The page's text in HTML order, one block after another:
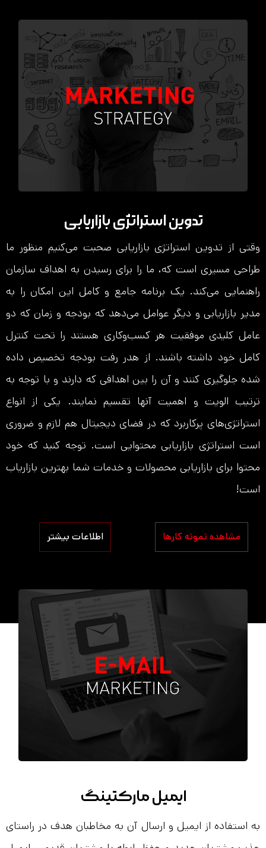
تدوین استراتژی بازاریابی
وقتی از تدوین استراتژی بازاریابی صحبت می‌کنیم منظور ما
طراحی مسیری است که، ما را برای رسیدن به اهداف سازمان
راهنمایی می‌کند. یک برنامه جامع و کامل این امکان را به
مدیر بازاریابی و دیگر عوامل می‌دهد که بودجه و زمان که دو
عامل کلیدی موفقیت هر کسب‌و‌کاری هستند را تحت کنترل
کامل خود داشته باشند. از هدر رفت بودجه تخصیص داده
شده جلوگیری کنند و آن را بین اهدافی که دارند و با توجه به
ترتیب الویت و اهمیت آنها تقسیم نمایند. یکی از انواع
استراتژی‌های پرکاربرد که در فضای دیجیتال هم لازم و ضروری
است استراتژی بازاریابی محتوایی است. توجه کنید که خود
محتوا برای بازاریابی محصولات و خدمات شما بهترین بازاریاب
است!
مشاهده نمونه کارها اطلاعات بیشتر
ایمیل مارکتینگ
به استفاده از ایمیل و ارسال آن به مخاطبان هدف در راستای